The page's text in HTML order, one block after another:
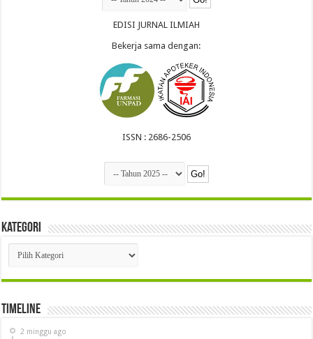
EDISI JURNAL ILMIAH
Bekerja sama dengan:
ISSN : 2686-2506
Kategori
Kategori
Timeline
2 minggu ago